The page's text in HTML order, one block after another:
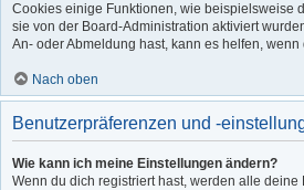
Cookies einige Funktionen, wie beispielsweise
sie von der Board-Administration aktiviert
An- oder Abmeldung hast, kann es helfen,
Nach oben
Benutzerpräferenzen und -
Wie kann ich meine Einstellungen ändern?
Wenn du dich registriert hast, werden alle